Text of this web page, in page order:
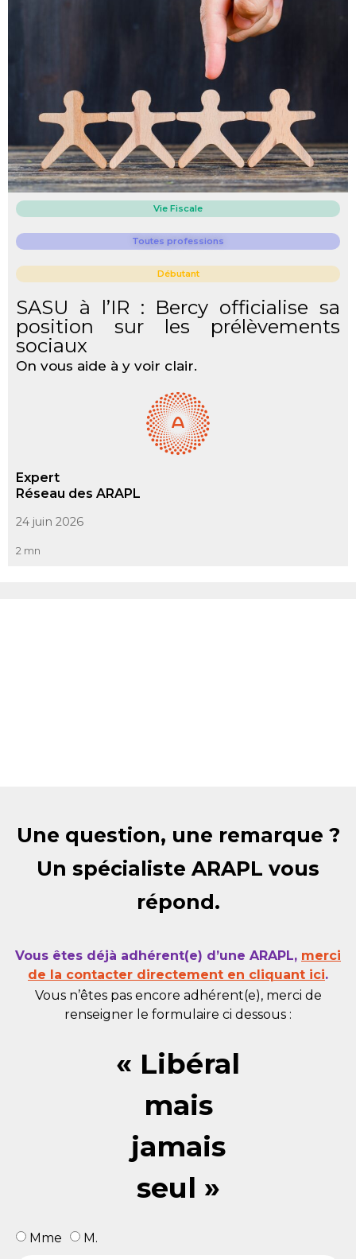
Vie Fiscale
Toutes professions
Débutant
SASU à l’IR : Bercy officialise sa
position sur les prélèvements
sociaux
On vous aide à y voir clair.
Expert
Réseau des ARAPL
24 juin 2026
2 mn
Une question, une remarque ?
Un spécialiste ARAPL vous
répond.
Vous êtes déjà adhérent(e) d’une ARAPL, merci
de la contacter directement en cliquant ici.
Vous n’êtes pas encore adhérent(e), merci de
renseigner le formulaire ci dessous :
« Libéral
mais
jamais
seul »
Mme M.